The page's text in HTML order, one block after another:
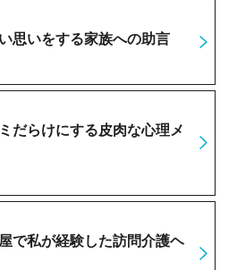
思いをする家族への助言
だらけにする皮肉な心理メ
で私が経験した訪問介護ヘ